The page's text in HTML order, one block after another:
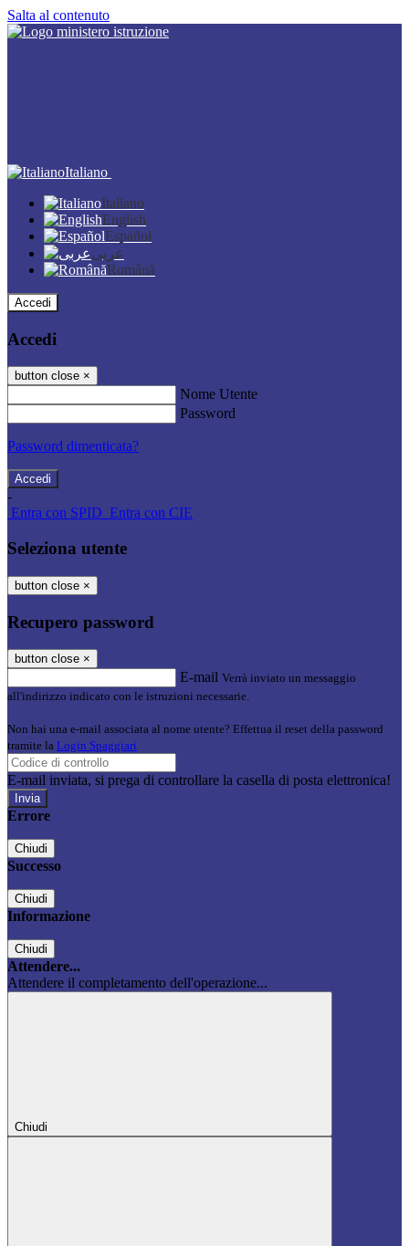
Salta al contenuto
Italiano
Italiano
English
Español
عربى
Română
Accedi
Accedi
button close ×
Nome Utente
Password
Password dimenticata?
-
Entra con SPID Entra con CIE
Seleziona utente
button close ×
Recupero password
button close ×
E-mail Verrà inviato un messaggio
all'indirizzo indicato con le istruzioni necessarie.
Non hai una e-mail associata al nome utente? Effettua il reset della password
tramite la Login Spaggiari
E-mail inviata, si prega di controllare la casella di posta elettronica!
Errore
Chiudi
Successo
Chiudi
Informazione
Chiudi
Attendere...
Attendere il completamento dell'operazione...
Chiudi